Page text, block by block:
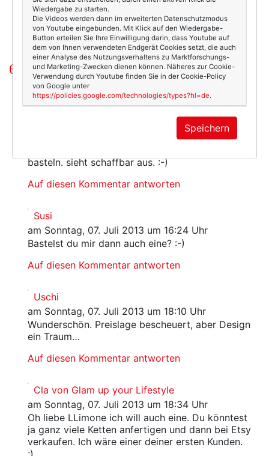
collier, deborah liebman
6 Kommentare
llimone
wunderschön - kann man aber auch als
inspiration nehmen und sich selbst aus
basteln. sieht schaffbar aus. :-)
Auf diesen Kommentar antworten
Susi
am Sonntag, 07. Juli 2013 um 16:24 Uhr
Bastelst du mir dann auch eine? :-)
Auf diesen Kommentar antworten
Uschi
am Sonntag, 07. Juli 2013 um 18:10 Uhr
Wunderschön. Preislage bescheuert, aber Design
ein Traum…
Auf diesen Kommentar antworten
Cla von Glam up your Lifestyle
am Sonntag, 07. Juli 2013 um 18:34 Uhr
Oh liebe LLimone ich will auch eine. Du könntest
ja ganz viele Ketten anfertigen und dann bei Etsy
verkaufen. Ich wäre einer deiner ersten Kunden.
;)
Wiedergabe zu starten.
Die Videos werden dann im erweiterten Datenschutzmodus
von Youtube eingebunden. Mit Klick auf den Wiedergabe-
Button erteilen Sie Ihre Einwilligung darin, dass Youtube auf
dem von Ihnen verwendeten Endgerät Cookies setzt, die auch
einer Analyse des Nutzungsverhaltens zu Marktforschungs-
und Marketing-Zwecken dienen können. Näheres zur Cookie-
Verwendung durch Youtube finden Sie in der Cookie-Policy
von Google unter
https://policies.google.com/technologies/types?hl=de.
Speichern